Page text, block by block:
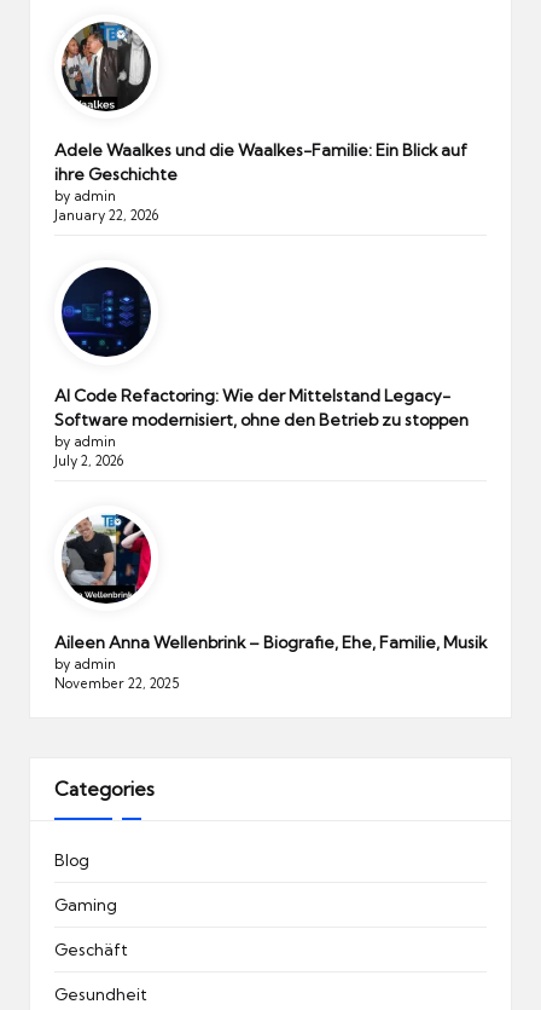
Adele Waalkes und die Waalkes-Familie: Ein Blick auf
ihre Geschichte
by admin
January 22, 2026
AI Code Refactoring: Wie der Mittelstand Legacy-
Software modernisiert, ohne den Betrieb zu stoppen
by admin
July 2, 2026
Aileen Anna Wellenbrink – Biografie, Ehe, Familie, Musik
by admin
November 22, 2025
Categories
Blog
Gaming
Geschäft
Gesundheit